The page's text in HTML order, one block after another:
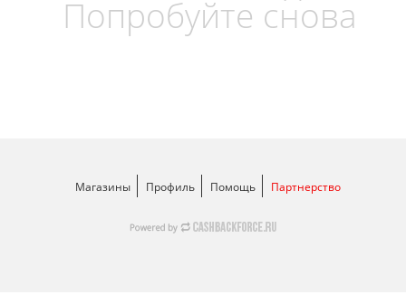
Попробуйте снова
Магазины Профиль Помощь Партнерство